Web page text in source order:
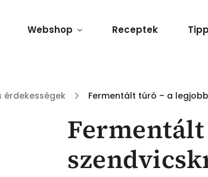
Webshop Receptek
érdekességek / Fermentált túró – a